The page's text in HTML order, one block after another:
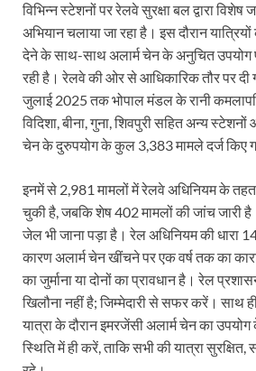
विभिन्न स्टेशनों पर रेलवे सुरक्षा बल द्वारा
अभियान चलाया जा रहा है। इस दौरान
देने के साथ-साथ अलार्म चेन के अनुचित उपयोग
रही है। रेलवे की ओर से आधिकारिक तौर पर दी
जुलाई 2025 तक भोपाल मंडल के रानी
विदिशा, बीना, गुना, शिवपुरी सहित अन्य
चेन के दुरुपयोग के कुल 3,383 मामले दर्ज किए
इनमें से 2,981 मामलों में रेलवे अधिनियम के तहत
चुकी है, जबकि शेष 402 मामलों की जांच जारी
जेल भी जाना पड़ा है। रेल अधिनियम की धारा
कारण अलार्म चेन खींचने पर एक वर्ष तक का
का जुर्माना या दोनों का प्रावधान है। रेल
खिलौना नहीं है; जिम्मेदारी से सफर करें। साथ
यात्रा के दौरान इमरजेंसी अलार्म चेन का
स्थिति में ही करें, ताकि सभी की यात्रा